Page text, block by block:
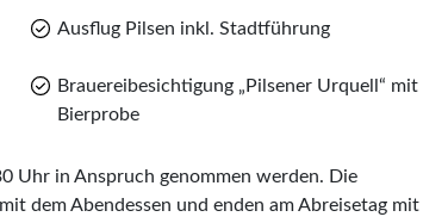
Ausflug Pilsen inkl. Stadtführung
Brauereibesichtigung „Pilsener Urquell“ mit
Bierprobe
Uhr in Anspruch genommen werden. Die
dem Abendessen und enden am Abreisetag mit